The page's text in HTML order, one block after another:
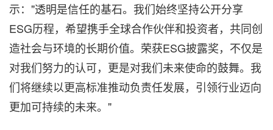
示："透明是信任的基石。我们始终坚持公开分享
ESG历程，希望携手全球合作伙伴和投资者，共同创
造社会与环境的长期价值。荣获ESG披露奖，不仅是
对我们努力的认可，更是对我们未来使命的鼓舞。我
们将继续以更高标准推动负责任发展，引领行业迈向
更加可持续的未来。"